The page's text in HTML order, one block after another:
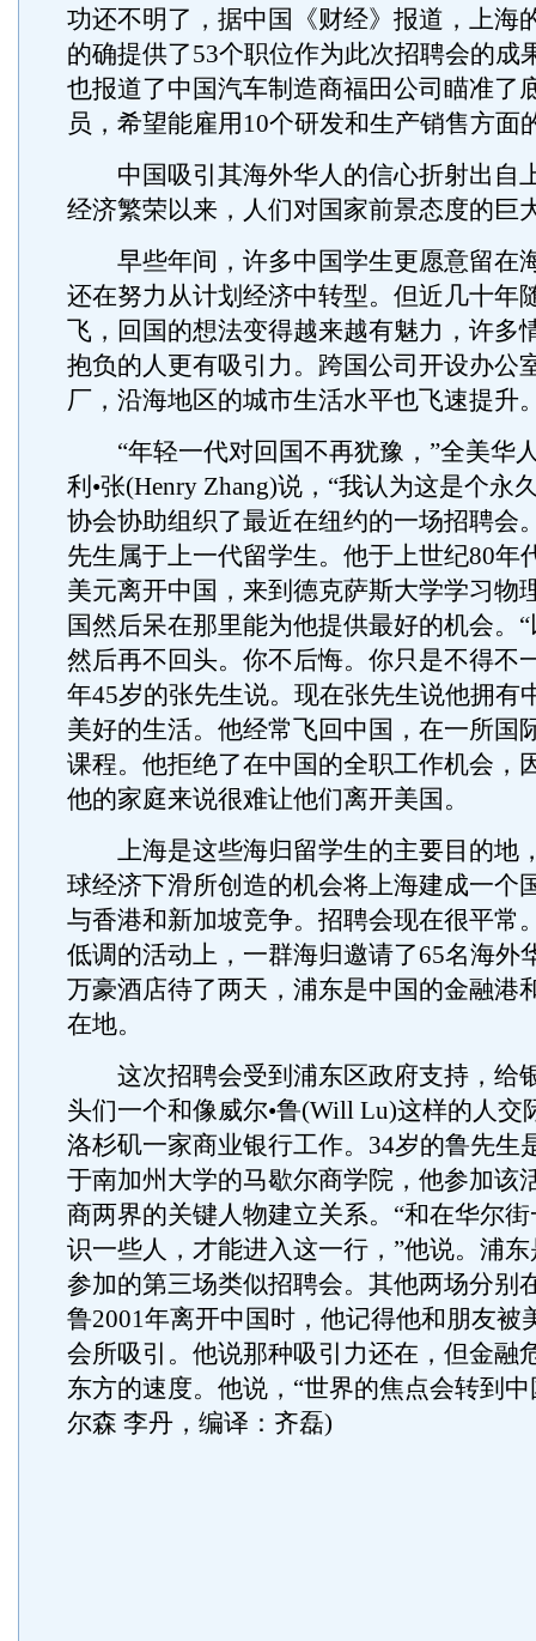
功还不明了，据中国《财经》报道，上海
的确提供了53个职位作为此次招聘会的成
也报道了中国汽车制造商福田公司瞄准了
员，希望能雇用10个研发和生产销售方面
中国吸引其海外华人的信心折射出自
经济繁荣以来，人们对国家前景态度的巨
早些年间，许多中国学生更愿意留在
还在努力从计划经济中转型。但近几十年
飞，回国的想法变得越来越有魅力，许多
抱负的人更有吸引力。跨国公司开设办公
厂，沿海地区的城市生活水平也飞速提升
“年轻一代对回国不再犹豫，”全美华
利•张(Henry Zhang)说，“我认为这是个永
协会协助组织了最近在纽约的一场招聘会
先生属于上一代留学生。他于上世纪80年
美元离开中国，来到德克萨斯大学学习物
国然后呆在那里能为他提供最好的机会。
然后再不回头。你不后悔。你只是不得不
年45岁的张先生说。现在张先生说他拥有
美好的生活。他经常飞回中国，在一所国
课程。他拒绝了在中国的全职工作机会，
他的家庭来说很难让他们离开美国。
上海是这些海归留学生的主要目的地
球经济下滑所创造的机会将上海建成一个
与香港和新加坡竞争。招聘会现在很平常
低调的活动上，一群海归邀请了65名海外
万豪酒店待了两天，浦东是中国的金融港
在地。
这次招聘会受到浦东区政府支持，给
头们一个和像威尔•鲁(Will Lu)这样的人交
洛杉矶一家商业银行工作。34岁的鲁先生
于南加州大学的马歇尔商学院，他参加该
商两界的关键人物建立关系。“和在华尔
识一些人，才能进入这一行，”他说。浦
参加的第三场类似招聘会。其他两场分别
鲁2001年离开中国时，他记得他和朋友被
会所吸引。他说那种吸引力还在，但金融
东方的速度。他说，“世界的焦点会转到中
尔森 李丹，编译：齐磊)